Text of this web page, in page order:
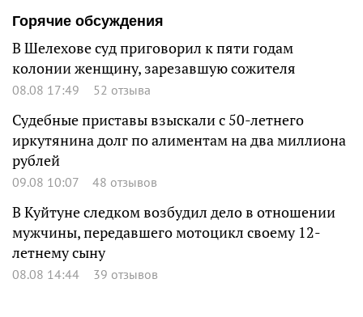
Горячие обсуждения
В Шелехове суд приговорил к пяти годам
колонии женщину, зарезавшую сожителя
08.08 17:49 52 отзыва
Судебные приставы взыскали с 50-летнего
иркутянина долг по алиментам на два миллиона
рублей
09.08 10:07 48 отзывов
В Куйтуне следком возбудил дело в отношении
мужчины, передавшего мотоцикл своему 12-
летнему сыну
08.08 14:44 39 отзывов